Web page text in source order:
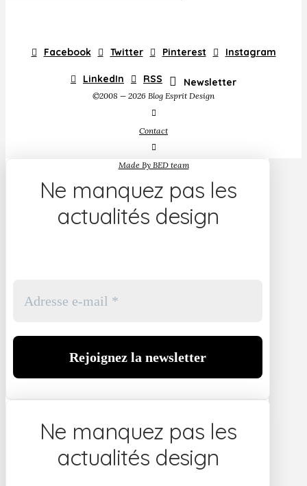
Facebook Twitter Pinterest Instagram
LinkedIn RSS Newsletter
©2008 — 2026 Blog Esprit Design
Contact
Made By BED team
Ne manquez pas les
actualités design
Ne manquez pas les
actualités design